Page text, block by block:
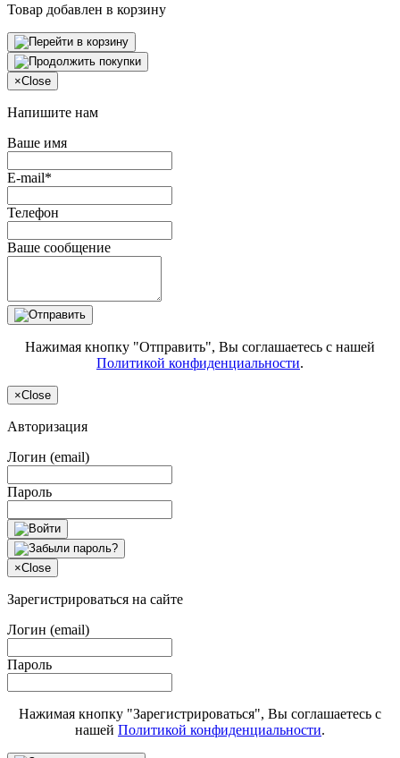
Товар добавлен в корзину
×Close
Напишите нам
Ваше имя
E-mail*
Телефон
Ваше сообщение
Нажимая кнопку "Отправить", Вы соглашаетесь с нашей
Политикой конфиденциальности.
×Close
Авторизация
Логин (email)
Пароль
×Close
Зарегистрироваться на сайте
Логин (email)
Пароль
Нажимая кнопку "Зарегистрироваться", Вы соглашаетесь с
нашей Политикой конфиденциальности.